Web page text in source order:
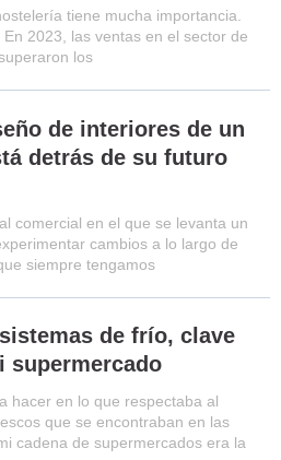
tiene mucha importancia.
2023, las ventas en el sector de
los
de interiores de un
detrás de su futuro
comercial en el que se levanta un
cambios a lo largo de
siempre tengamos
de frío, clave
supermercado
hacer en lo que respectaba al
que se encontraban en las
cadena de supermercados era la